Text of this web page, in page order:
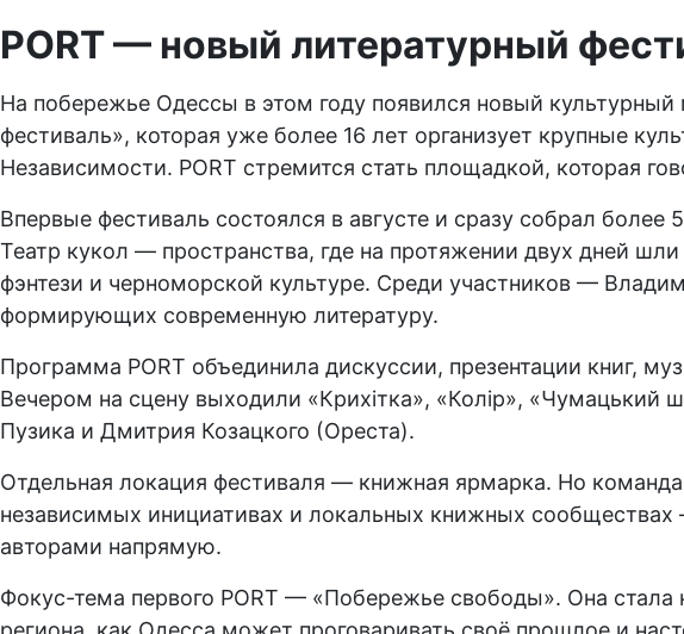
PORT — новый литературный
На побережье Одессы в этом году появился новый
фестиваль», которая уже более 16 лет организует крупные
Независимости. PORT стремится стать площадкой, которая
Впервые фестиваль состоялся в августе и сразу собрал
Театр кукол — пространства, где на протяжении двух дней
фэнтези и черноморской культуре. Среди участников —
формирующих современную литературу.
Программа PORT объединила дискуссии, презентации книг,
Вечером на сцену выходили «Крихітка», «Колір»,
Пузика и Дмитрия Козацкого (Ореста).
Отдельная локация фестиваля — книжная ярмарка. Но команда
независимых инициативах и локальных книжных
авторами напрямую.
Фокус-тема первого PORT — «Побережье свободы». Она